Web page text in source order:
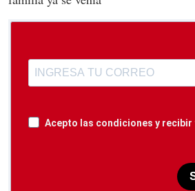
Acepto las condiciones y